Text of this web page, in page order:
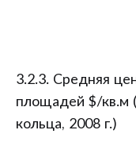
3.2.3. Средняя
площадей $/кв.м
кольца, 2008 г.)